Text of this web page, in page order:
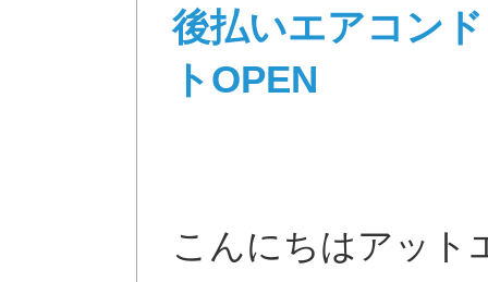
後払いエアコン
トOPEN
こんにちはアッ